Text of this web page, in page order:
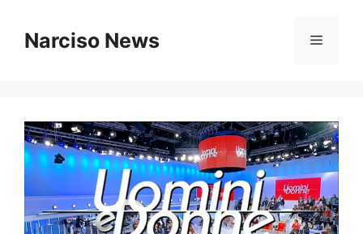
contenuto
Narciso News Menu